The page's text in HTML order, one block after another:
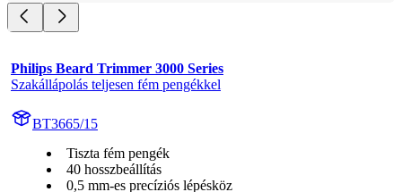
Philips Beard Trimmer 3000 Series
Szakállápolás teljesen fém pengékkel
BT3665/15
Tiszta fém pengék
40 hosszbeállítás
0,5 mm-es precíziós lépésköz